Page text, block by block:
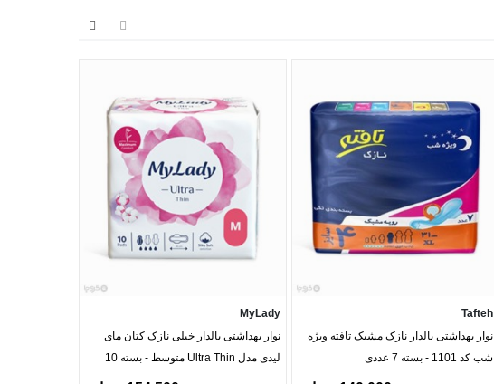
Tafteh
نوار بهداشتی بالدار نازک مشبک تافته ویژه
شب کد 1101 - بسته 7 عددی
MyLady
نوار بهداشتی بالدار خیلی نازک کتان مای
لیدی مدل Ultra Thin متوسط - بسته 10